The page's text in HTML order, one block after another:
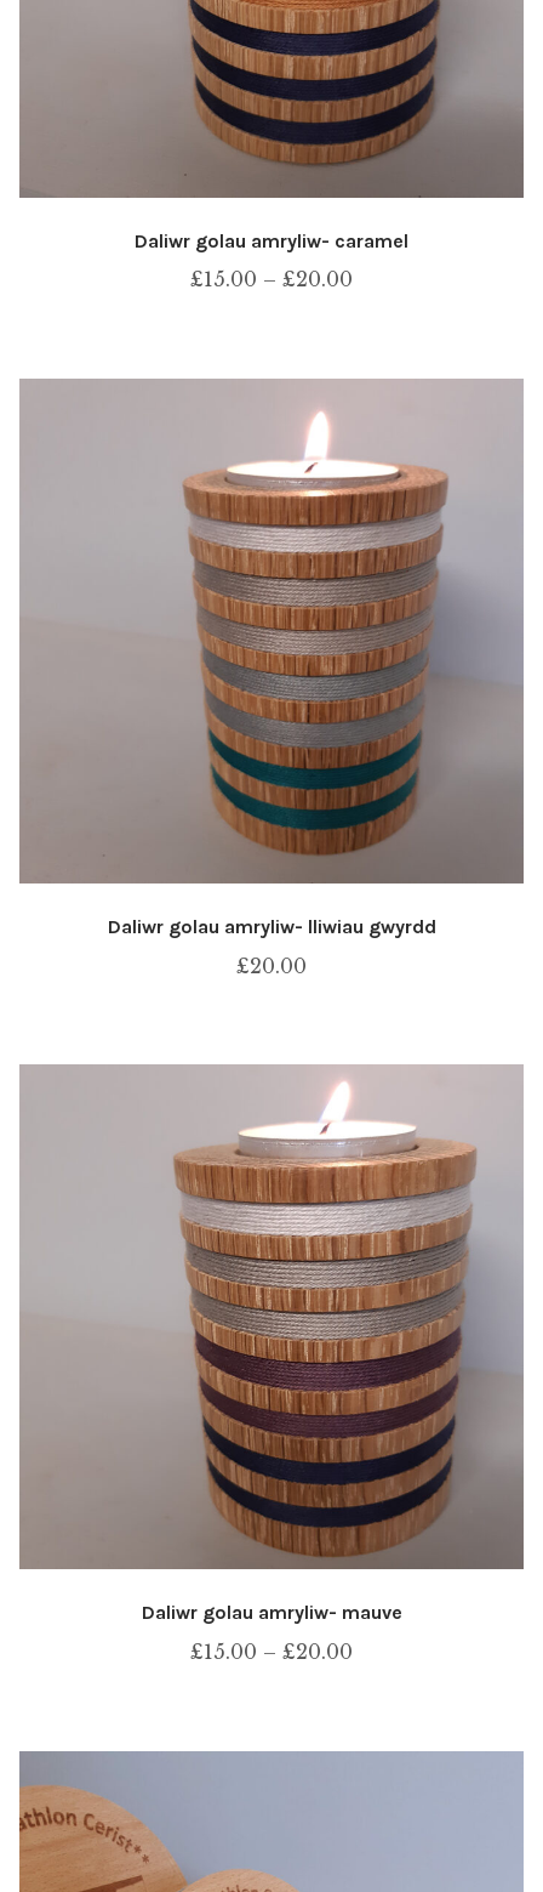
Daliwr golau amryliw- caramel
£15.00 – £20.00
through
Daliwr golau amryliw- lliwiau gwyrdd
£20.00
Daliwr golau amryliw- mauve
£15.00 – £20.00
through